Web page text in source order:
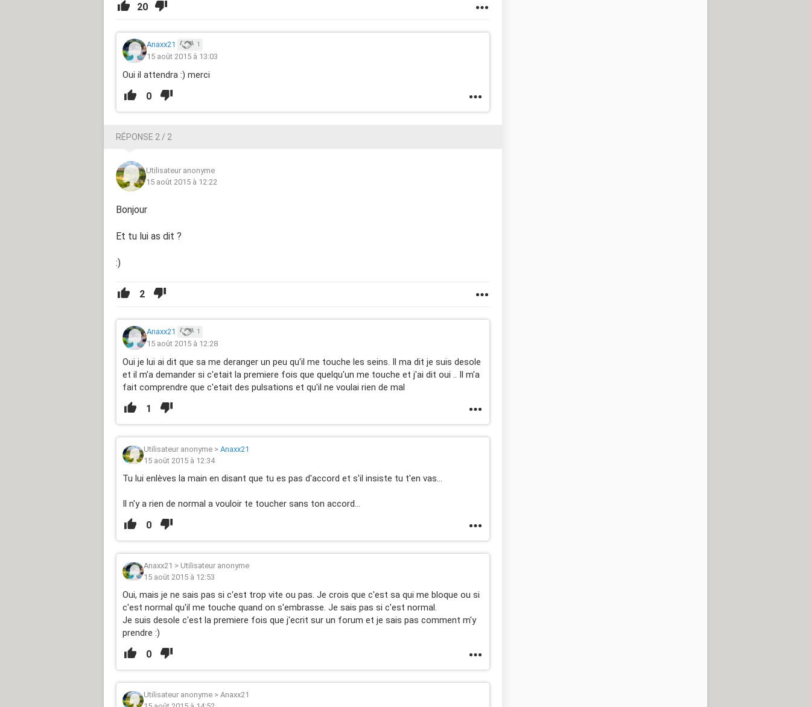
20
Anaxx21 1
15 août 2015 à 13:03
Oui il attendra :) merci
0
RÉPONSE 2 / 2
Utilisateur anonyme
15 août 2015 à 12:22
Bonjour
Et tu lui as dit ?
:)
2
Anaxx21 1
15 août 2015 à 12:28
Oui je lui ai dit que sa me deranger un peu qu'il me touche les seins. Il ma dit je suis desole
et il m'a demander si c'etait la premiere fois que quelqu'un me touche et j'ai dit oui .. Il m'a
fait comprendre que c'etait des pulsations et qu'il ne voulai rien de mal
1
Utilisateur anonyme > Anaxx21
15 août 2015 à 12:34
Tu lui enlèves la main en disant que tu es pas d'accord et s'il insiste tu t'en vas...
Il n'y a rien de normal a vouloir te toucher sans ton accord...
0
Anaxx21 > Utilisateur anonyme
15 août 2015 à 12:53
Oui, mais je ne sais pas si c'est trop vite ou pas. Je crois que c'est sa qui me bloque ou si
c'est normal qu'il me touche quand on s'embrasse. Je sais pas si c'est normal.
Je suis desole c'est la premiere fois que j'ecrit sur un forum et je sais pas comment m'y
prendre :)
0
Utilisateur anonyme > Anaxx21